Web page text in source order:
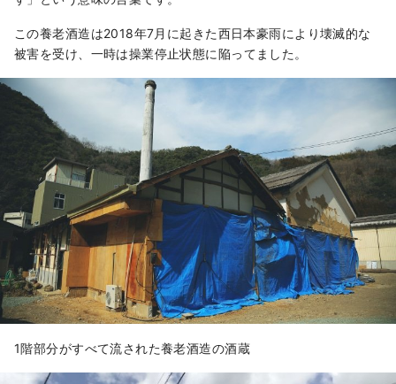
この養老酒造は2018年7月に起きた西日本豪雨により壊滅的な
被害を受け、一時は操業停止状態に陥ってました。
1階部分がすべて流された養老酒造の酒蔵